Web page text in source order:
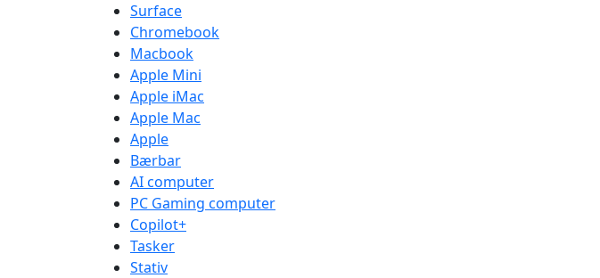
Surface
Chromebook
Macbook
Apple Mini
Apple iMac
Apple Mac
Apple
Bærbar
AI computer
PC Gaming computer
Copilot+
Tasker
Stativ